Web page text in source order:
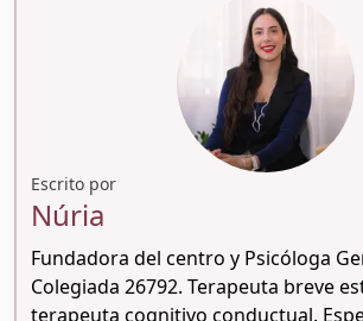
Escrito por
Núria
Fundadora del centro y Psicóloga
Colegiada 26792. Terapeuta breve
terapeuta cognitivo conductual.